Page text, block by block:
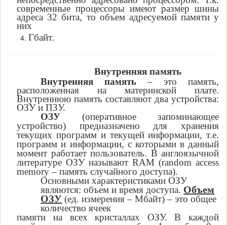
современные процессоры имеют размер шины
адреса 32 бита, то объем адресуемой памяти у
них
Гбайт.
Внутренняя память
Внутренняя память–
это память,
расположенная на материнской
плате.
Внутреннюю память составляют два устройства:
ОЗУ и ПЗУ.
ОЗУ (оперативное запоминающее
устройство)
предназначено для
хранения
текущих программ и текущей информации, т.е.
программ и информации, с которыми в данный
момент работает пользователь. В англоязычной
литературе ОЗУ называют RAM (random access
memory – память случайного доступа).
Основными характеристиками ОЗУ
являются: объем и время доступа. Объем
ОЗУ (ед. измерения – Мбайт) – это общее
количество ячеек
памяти на всех кристаллах ОЗУ. В каждой